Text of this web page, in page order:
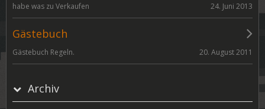
habe was zu Verkaufen 24. Juni 2013
Gästebuch
Gästebuch Regeln. 20. August 2011
Archiv